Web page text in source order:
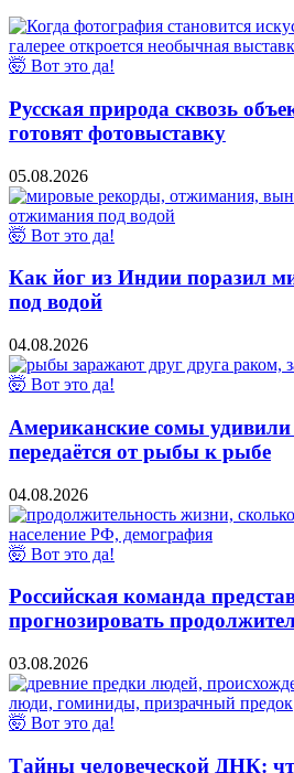
🤯 Вот это да!
Русская природа сквозь
готовят фотовыставку
05.08.2026
🤯 Вот это да!
Как йог из Индии поразил
под водой
04.08.2026
🤯 Вот это да!
Американские сомы удивили
передаётся от рыбы к рыбе
04.08.2026
🤯 Вот это да!
Российская команда
прогнозировать
03.08.2026
🤯 Вот это да!
Тайны человеческой ДНК: